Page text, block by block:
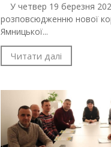
У четвер 19 березня
розповсюдженню нової
Ямницької...
Читати далі